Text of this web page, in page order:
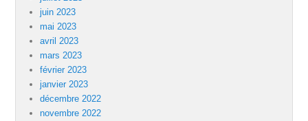
juin 2023
mai 2023
avril 2023
mars 2023
février 2023
janvier 2023
décembre 2022
novembre 2022